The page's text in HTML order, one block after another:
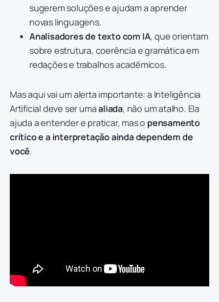
sugerem soluções e ajudam a aprender
novas linguagens.
Analisadores de texto com IA, que orientam
sobre estrutura, coerência e gramática em
redações e trabalhos acadêmicos.
Mas aqui vai um alerta importante: a Inteligência
Artificial deve ser umaaliada, não um atalho. Ela
ajuda a entender e praticar, mas o pensamento
crítico e a interpretação ainda dependem de
você.